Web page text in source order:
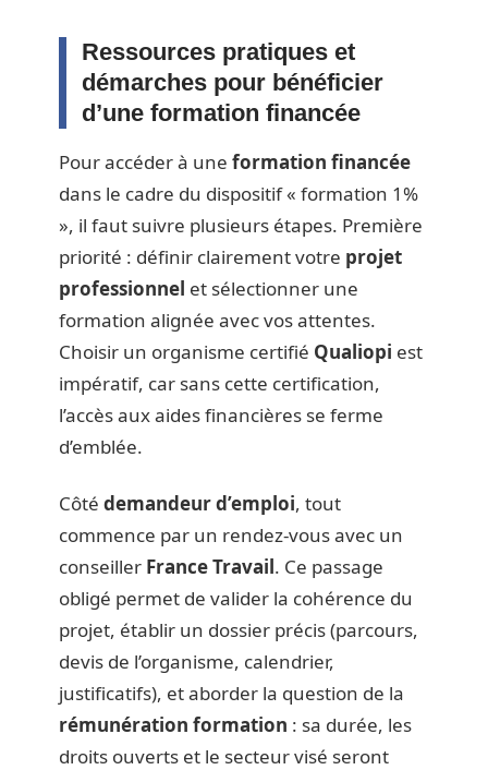
Ressources pratiques et
démarches pour bénéficier
d’une formation financée
Pour accéder à une formation financée
dans le cadre du dispositif « formation 1%
», il faut suivre plusieurs étapes. Première
priorité : définir clairement votre projet
professionnel et sélectionner une
formation alignée avec vos attentes.
Choisir un organisme certifié Qualiopi est
impératif, car sans cette certification,
l’accès aux aides financières se ferme
d’emblée.
Côté demandeur d’emploi, tout
commence par un rendez-vous avec un
conseiller France Travail. Ce passage
obligé permet de valider la cohérence du
projet, établir un dossier précis (parcours,
devis de l’organisme, calendrier,
justificatifs), et aborder la question de la
rémunération formation : sa durée, les
droits ouverts et le secteur visé seront